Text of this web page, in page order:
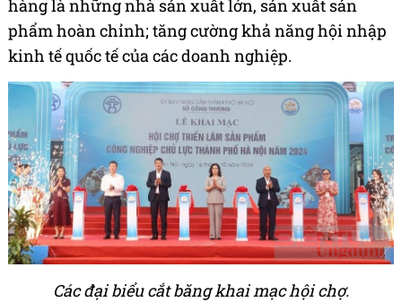
hàng là những nhà sản xuất lớn, sản xuất sản
phẩm hoàn chỉnh; tăng cường khả năng hội nhập
kinh tế quốc tế của các doanh nghiệp.
Các đại biểu cắt băng khai mạc hội chợ.